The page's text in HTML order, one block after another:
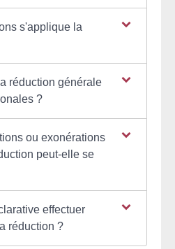
s'applique la
réduction générale
?
ou exonérations
peut-elle se
effectuer
réduction ?